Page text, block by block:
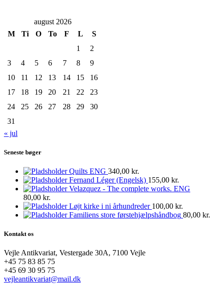
august 2026
M
Ti O To F L
S
1
2
3
4 5 6 7 8
9
10
11 12 13 14 15
16
17
18 19 20 21 22
23
24
25 26 27 28 29
30
31
« jul
Seneste bøger
Quilts ENG 340,00 kr.
Fernand Léger (Engelsk) 155,00 kr.
Velazquez - The complete works. ENG
80,00 kr.
Løjt kirke i ni århundreder 100,00 kr.
Familiens store førstehjælpshåndbog 80,00 kr.
Kontakt os
Vejle Antikvariat, Vestergade 30A, 7100 Vejle
+45 75 83 85 75
+45 69 30 95 75
vejleantikvariat@mail.dk